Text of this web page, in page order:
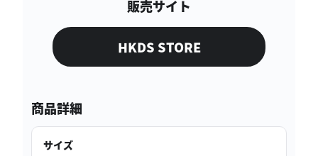
販売サイト
HKDS STORE
商品詳細
サイズ